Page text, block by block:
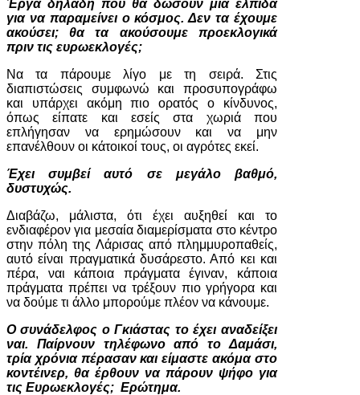
Έργα δηλαδή που θα δώσουν μια ελπίδα
για να παραμείνει ο κόσμος. Δεν τα έχουμε
ακούσει; θα τα ακούσουμε προεκλογικά
πριν τις ευρωεκλογές;
Να τα πάρουμε λίγο με τη σειρά. Στις
διαπιστώσεις συμφωνώ και προσυπογράφω
και υπάρχει ακόμη πιο ορατός ο κίνδυνος,
όπως είπατε και εσείς στα χωριά που
επλήγησαν να ερημώσουν και να μην
επανέλθουν οι κάτοικοί τους, οι αγρότες εκεί.
Έχει συμβεί αυτό σε μεγάλο βαθμό,
δυστυχώς.
Διαβάζω, μάλιστα, ότι έχει αυξηθεί και το
ενδιαφέρον για μεσαία διαμερίσματα στο κέντρο
στην πόλη της Λάρισας από πλημμυροπαθείς,
αυτό είναι πραγματικά δυσάρεστο. Από κει και
πέρα, ναι κάποια πράγματα έγιναν, κάποια
πράγματα πρέπει να τρέξουν πιο γρήγορα και
να δούμε τι άλλο μπορούμε πλέον να κάνουμε.
Ο συνάδελφος ο Γκιάστας το έχει αναδείξει
ναι. Παίρνουν τηλέφωνο από το Δαμάσι,
τρία χρόνια πέρασαν και είμαστε ακόμα στο
κοντέινερ, θα έρθουν να πάρουν ψήφο για
τις Ευρωεκλογές; Ερώτημα.